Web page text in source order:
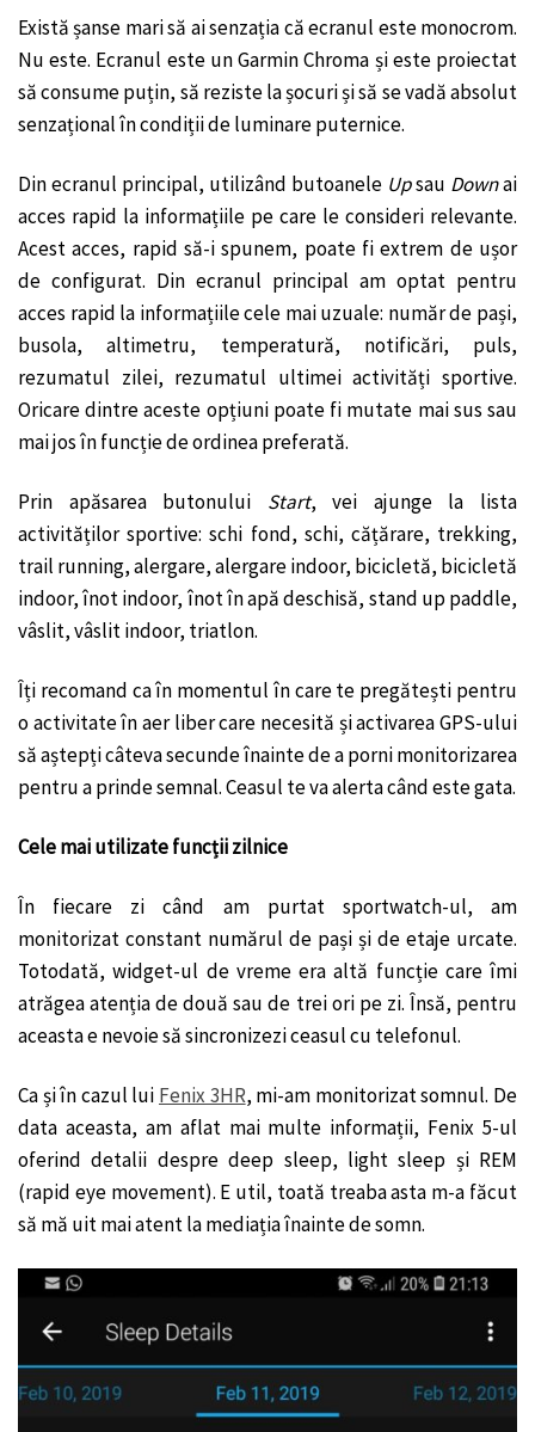
Există șanse mari să ai senzația că ecranul este monocrom.
Nu este. Ecranul este un Garmin Chroma și este proiectat
să consume puțin, să reziste la șocuri și să se vadă absolut
senzațional în condiții de luminare puternice.
Din ecranul principal, utilizând butoanele Upsau Downai
acces rapid la informațiile pe care le consideri relevante.
Acest acces, rapid să-i spunem, poate fi extrem de ușor
de configurat. Din ecranul principal am optat pentru
acces rapid la informațiile cele mai uzuale: număr de pași,
busola, altimetru, temperatură, notificări, puls,
rezumatul zilei, rezumatul ultimei activități sportive.
Oricare dintre aceste opțiuni poate fi mutate mai sus sau
mai jos în funcție de ordinea preferată.
Prin apăsarea butonului Start, vei ajunge la lista
activităților sportive: schi fond, schi, cățărare, trekking,
trail running, alergare, alergare indoor, bicicletă, bicicletă
indoor, înot indoor, înot în apă deschisă, stand up paddle,
vâslit, vâslit indoor, triatlon.
Îți recomand ca în momentul în care te pregătești pentru
o activitate în aer liber care necesită și activarea GPS-ului
să aștepți câteva secunde înainte de a porni monitorizarea
pentru a prinde semnal. Ceasul te va alerta când este gata.
Cele mai utilizate funcții zilnice
În fiecare zi când am purtat sportwatch-ul, am
monitorizat constant numărul de pași și de etaje urcate.
Totodată, widget-ul de vreme era altă funcție care îmi
atrăgea atenția de două sau de trei ori pe zi. Însă, pentru
aceasta e nevoie să sincronizezi ceasul cu telefonul.
Ca și în cazul lui Fenix 3HR, mi-am monitorizat somnul. De
data aceasta, am aflat mai multe informații, Fenix 5-ul
oferind detalii despre deep sleep, light sleep și REM
(rapid eye movement). E util, toată treaba asta m-a făcut
să mă uit mai atent la mediația înainte de somn.